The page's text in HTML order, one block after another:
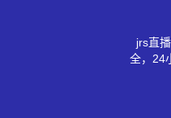
jrs直
全，24